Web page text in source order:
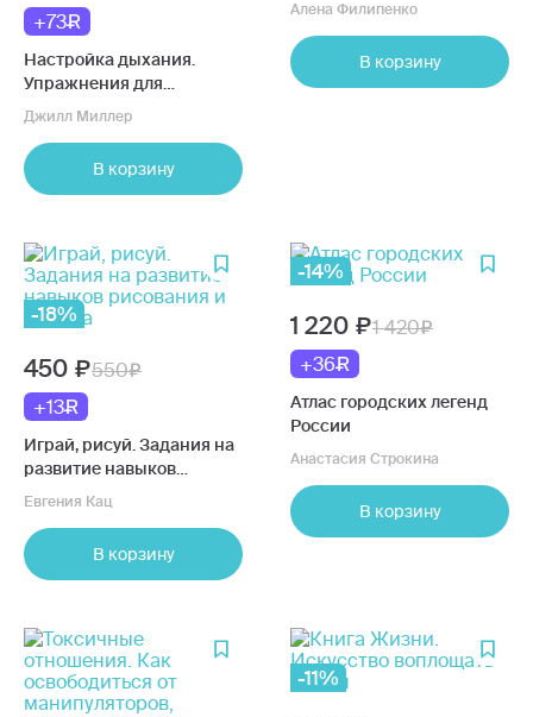
+73
Настройка дыхания.
Упражнения для
восстановления нервной
блуждающего нерва
Джилл Миллер
В корзину
Алена Филипенко
В корзину
-18%
450
550
+13
Играй, рисуй. Задания на
развитие навыков
рисования и письма
Евгения Кац
В корзину
-14%
1 220
1 420
+36
Атлас городских легенд
России
Анастасия Строкина
В корзину
-11%